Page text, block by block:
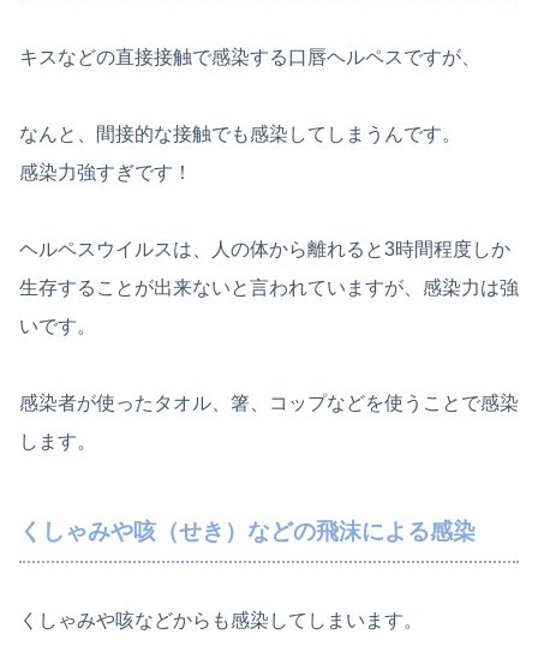
キスなどの直接接触で感染する口唇ヘルペスですが、
なんと、間接的な接触でも感染してしまうんです。
感染力強すぎです！
ヘルペスウイルスは、人の体から離れると3時間程度しか
生存することが出来ないと言われていますが、感染力は強
いです。
感染者が使ったタオル、箸、コップなどを使うことで感染
します。
くしゃみや咳（せき）などの飛沫による感染
くしゃみや咳などからも感染してしまいます。